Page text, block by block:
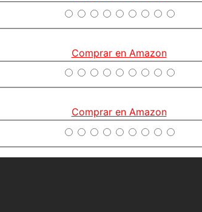
Comprar en Amazon
Comprar en Amazon